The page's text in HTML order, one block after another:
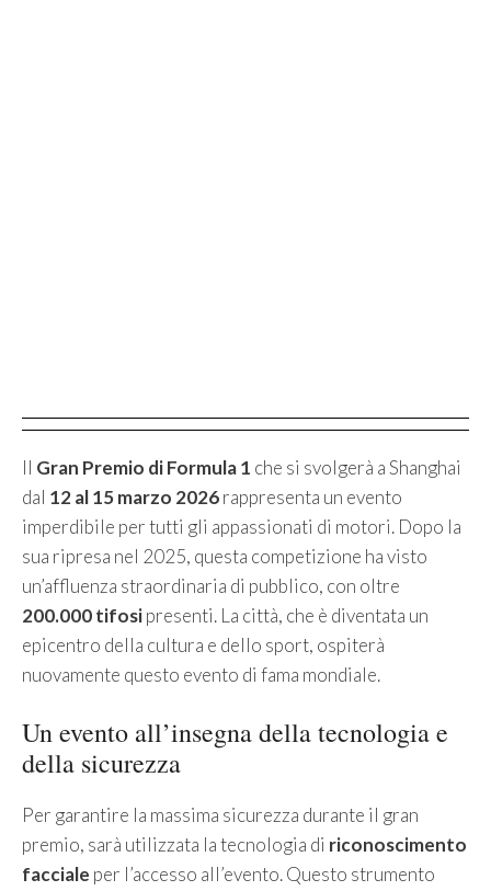
Il Gran Premio di Formula 1 che si svolgerà a Shanghai
dal 12 al 15 marzo 2026rappresenta un evento
imperdibile per tutti gli appassionati di motori. Dopo la
sua ripresa nel 2025, questa competizione ha visto
un’affluenza straordinaria di pubblico, con oltre
200.000 tifosipresenti. La città, che è diventata un
epicentro della cultura e dello sport, ospiterà
nuovamente questo evento di fama mondiale.
Un evento all’insegna della tecnologia e
della sicurezza
Per garantire la massima sicurezza durante il gran
premio, sarà utilizzata la tecnologia di riconoscimento
facciale per l’accesso all’evento. Questo strumento